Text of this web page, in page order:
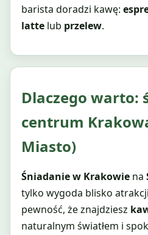
barista doradzi kawę:
latte lub przelew.
Dlaczego warto:
centrum
Miasto)
Śniadanie w Krakowie na
tylko wygoda blisko
pewność, że znajdziesz
naturalnym światłem i